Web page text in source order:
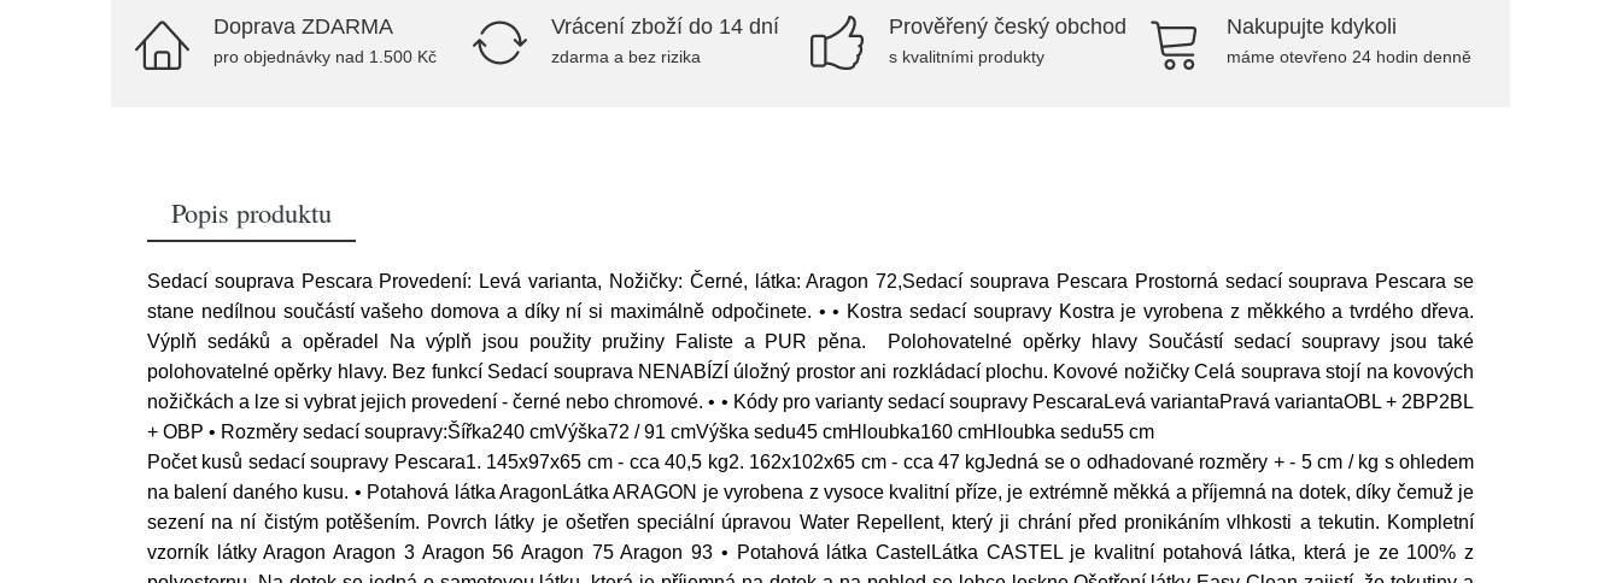
Doprava ZDARMA
pro objednávky nad 1.500 Kč
Vrácení zboží do 14 dní
zdarma a bez rizika
Prověřený český obchod
s kvalitními produkty
Nakupujte kdykoli
máme otevřeno 24 hodin denně
Popis produktu
Sedací souprava Pescara Provedení: Levá varianta, Nožičky: Černé, látka: Aragon 72,Sedací souprava Pescara Prostorná sedací souprava Pescara se
stane nedílnou součástí vašeho domova a díky ní si maximálně odpočinete. • • Kostra sedací soupravy Kostra je vyrobena z měkkého a tvrdého dřeva.
Výplň sedáků a opěradel Na výplň jsou použity pružiny Faliste a PUR pěna. Polohovatelné opěrky hlavy Součástí sedací soupravy jsou také
polohovatelné opěrky hlavy. Bez funkcí Sedací souprava NENABÍZÍ úložný prostor ani rozkládací plochu. Kovové nožičky Celá souprava stojí na kovových
nožičkách a lze si vybrat jejich provedení - černé nebo chromové. • • Kódy pro varianty sedací soupravy PescaraLevá variantaPravá variantaOBL + 2BP2BL
+ OBP • Rozměry sedací soupravy:Šířka240 cmVýška72 / 91 cmVýška sedu45 cmHloubka160 cmHloubka sedu55 cm
Počet kusů sedací soupravy Pescara1. 145x97x65 cm - cca 40,5 kg2. 162x102x65 cm - cca 47 kgJedná se o odhadované rozměry + - 5 cm / kg s ohledem
na balení daného kusu. • Potahová látka AragonLátka ARAGON je vyrobena z vysoce kvalitní příze, je extrémně měkká a příjemná na dotek, díky čemuž je
sezení na ní čistým potěšením. Povrch látky je ošetřen speciální úpravou Water Repellent, který ji chrání před pronikáním vlhkosti a tekutin. Kompletní
vzorník látky Aragon Aragon 3 Aragon 56 Aragon 75 Aragon 93 • Potahová látka CastelLátka CASTEL je kvalitní potahová látka, která je ze 100% z